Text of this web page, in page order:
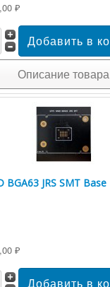
₽
Описание товара
BGA63 JRS SMT Base
₽